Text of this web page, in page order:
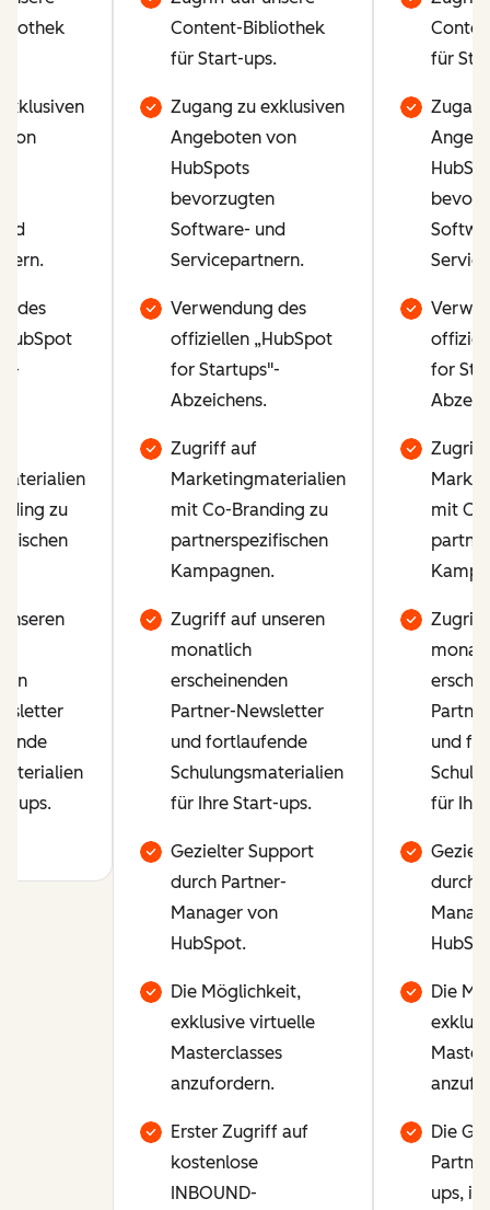
von
des
zu
ups.
Content-Bibliothek
für Start-ups.
Zugang zu exklusiven
Angeboten von
HubSpots
bevorzugten
Software- und
Servicepartnern.
Verwendung des
offiziellen „HubSpot
for Startups"-
Abzeichens.
Zugriff auf
Marketingmaterialien
mit Co-Branding zu
partnerspezifischen
Kampagnen.
Zugriff auf unseren
monatlich
erscheinenden
Partner-Newsletter
und fortlaufende
Schulungsmaterialien
für Ihre Start-ups.
Gezielter Support
durch Partner-
Manager von
HubSpot.
Die Möglichkeit,
exklusive virtuelle
Masterclasses
anzufordern.
Erster Zugriff auf
kostenlose
INBOUND-
für
for
Zugriff
mit
Zugriff
und
für
durch
Die
Die
ups, in